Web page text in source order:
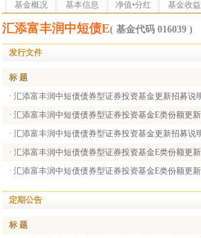
基金概况 基本信息 净值•分红 基金收益
汇添富丰润中短债E( 基金代码 016039 )
发行文件
标 题
· 汇添富丰润中短债债券型证券投资基金更新招募说
· 汇添富丰润中短债债券型证券投资基金E类份额更
· 汇添富丰润中短债债券型证券投资基金更新招募说
· 汇添富丰润中短债债券型证券投资基金E类份额更
· 汇添富丰润中短债债券型证券投资基金E类份额更
定期公告
标 题